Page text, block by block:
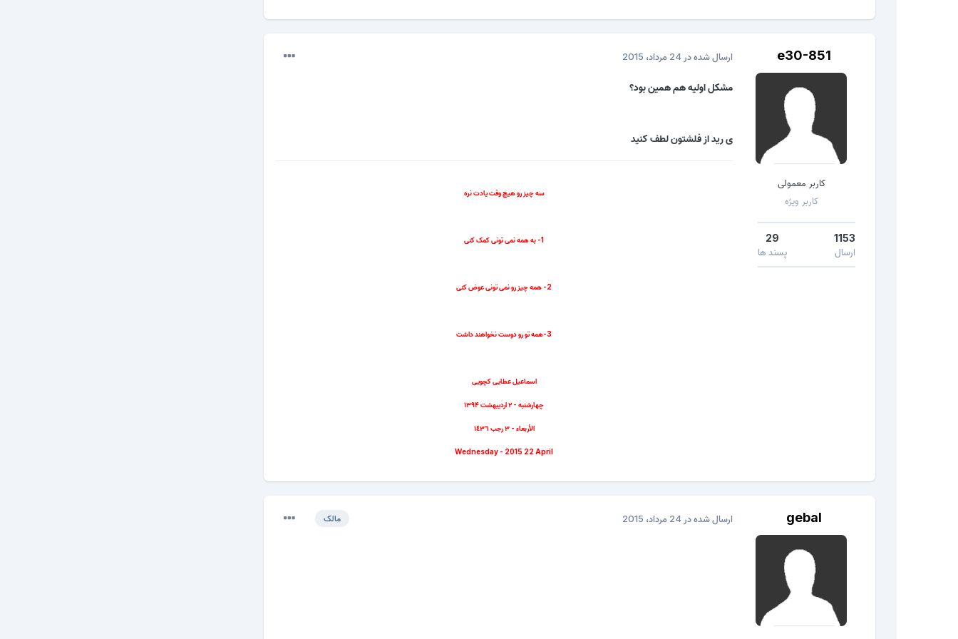
e30-851
کاربر معمولی
کاربر ویژه
1153
ارسال
29
پسند ها
ارسال شده در 24 مرداد، 2015
مشکل اولیه هم همین بود؟
ی رید از فلشتون لطف کنید
سه چیز رو هیچ وقت یادت نره
1- به همه نمی تونی کمک کنی
2- همه چیز رو نمی تونی عوض کنی
3-همه تو رو دوست نخواهند داشت
اسماعیل عطایی کچویی
چهارشنبه - ۲ اردیبهشت ۱۳۹۴
الأربعاء - ٣ رجب ١٤٣٦
Wednesday - 2015 22 April
gebal مالک ارسال شده در 24 مرداد، 2015